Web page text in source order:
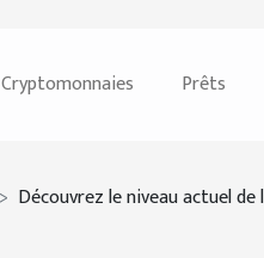
Cryptomonnaies Prêts
Découvrez le niveau actuel